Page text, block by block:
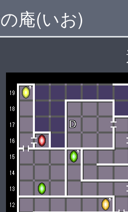
庵(いお)